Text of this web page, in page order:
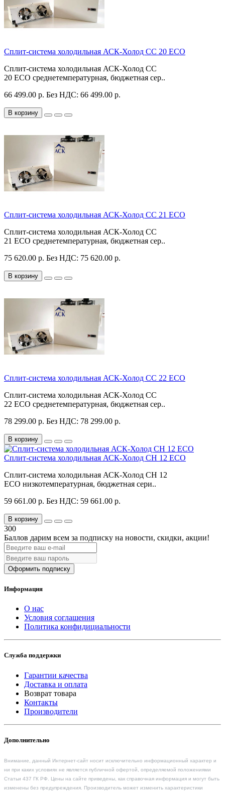
Сплит-система холодильная АСК-Холод CC 20 ECO
Сплит-система холодильная АСК-Холод CC
20 ECO среднетемпературная, бюджетная сер..
66 499.00 р. Без НДС: 66 499.00 р.
В корзину
Сплит-система холодильная АСК-Холод CC 21 ECO
Сплит-система холодильная АСК-Холод CC
21 ECO среднетемпературная, бюджетная сер..
75 620.00 р. Без НДС: 75 620.00 р.
В корзину
Сплит-система холодильная АСК-Холод CC 22 ECO
Сплит-система холодильная АСК-Холод CC
22 ECO среднетемпературная, бюджетная сер..
78 299.00 р. Без НДС: 78 299.00 р.
В корзину
Сплит-система холодильная АСК-Холод CH 12 ECO
Сплит-система холодильная АСК-Холод CH 12
ECO низкотемпературная, бюджетная сери..
59 661.00 р. Без НДС: 59 661.00 р.
В корзину
300
Баллов дарим всем за подписку на новости, скидки, акции!
Оформить подписку
Информация
О нас
Условия соглашения
Политика конфидициальности
Служба поддержки
Гарантии качества
Доставка и оплата
Возврат товара
Контакты
Производители
Дополнительно
Внимание, данный Интернет-сайт носит исключительно информационный характер и
ни при каких условиях не является публичной офертой, определяемой положениями
Статьи 437 ГК РФ. Цены на сайте приведены, как справочная информация и могут быть
изменены без предупреждения. Производитель может изменить характеристики